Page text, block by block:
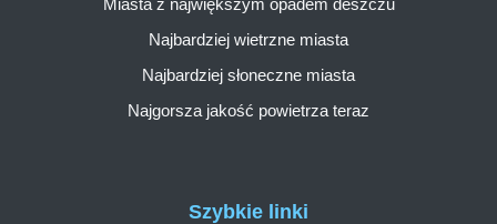
Szybkie linki
Miasta z największym opadem deszczu
Najbardziej wietrzne miasta
Najbardziej słoneczne miasta
Najgorsza jakość powietrza teraz